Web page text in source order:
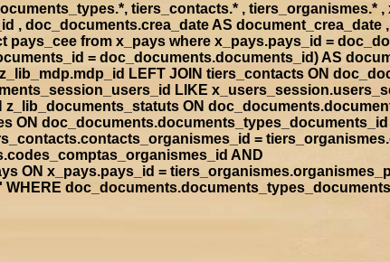
tiers_contacts.* , tiers_organismes.* ,
, doc_documents.crea_date AS document_crea_date
from x_pays where x_pays.pays_id =
= doc_documents.documents_id) AS
LEFT JOIN tiers_contacts ON
LIKE
ON
ON doc_documents.documents_types_documents_id
=
AND
ON x_pays.pays_id =